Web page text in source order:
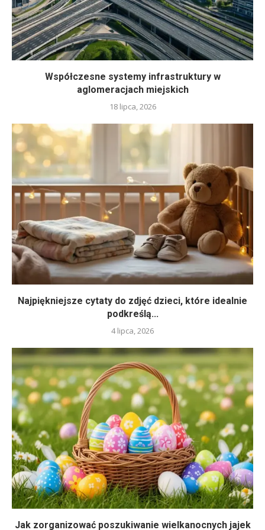
Współczesne systemy infrastruktury w
aglomeracjach miejskich
18 lipca, 2026
Najpiękniejsze cytaty do zdjęć dzieci, które idealnie
podkreślą...
4 lipca, 2026
Jak zorganizować poszukiwanie wielkanocnych jajek